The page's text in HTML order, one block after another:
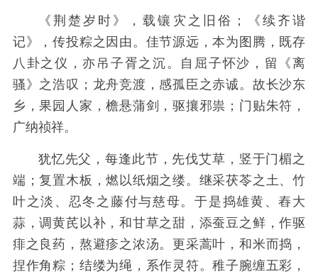
《荆楚岁时》，载镶灾之旧俗；《续齐谐
记》，传投粽之因由。佳节源远，本为图腾，既存
八卦之仪，亦吊子胥之沉。自屈子怀沙，留《离
骚》之浩叹；龙舟竞渡，感孤臣之赤诚。故长沙东
乡，果园人家，檐悬蒲剑，驱攘邪祟；门贴朱符，
广纳祯祥。
犹忆先父，每逢此节，先伐艾草，竖于门楣之
端；复置木板，燃以纸烟之缕。继采茯苓之土、竹
叶之淡、忍冬之藤付与慈母。于是捣雄黄、舂大
蒜，调黄芪以补，和甘草之甜，添蚕豆之鲜，作驱
痱之良药，熬避疹之浓汤。更采蒿叶，和米而捣，
捏作角粽；结缕为绳，系作灵符。稚子腕缠五彩，